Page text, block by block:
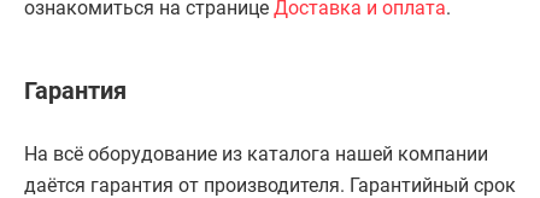
ознакомиться на странице Доставка и оплата.
Гарантия
На всё оборудование из каталога нашей компании
даётся гарантия от производителя. Гарантийный срок